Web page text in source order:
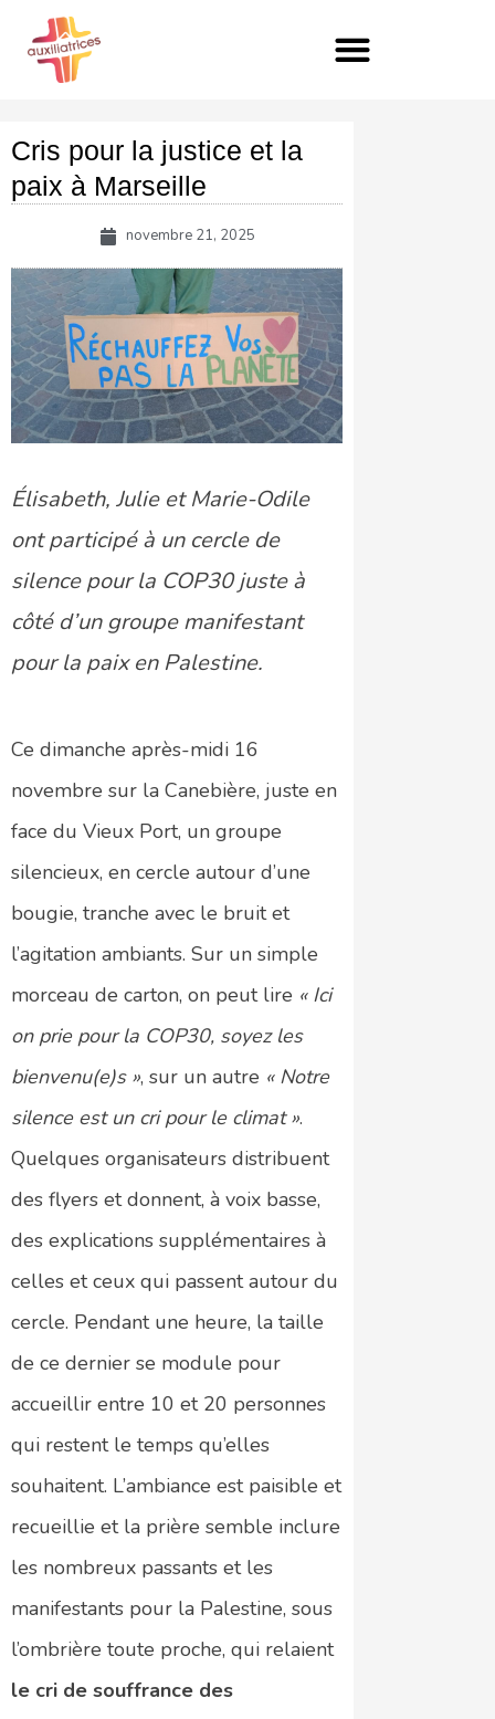
contenu
Cris pour la justice et la
paix à Marseille
novembre 21, 2025
Élisabeth, Julie et Marie-Odile
ont participé à un cercle de
silence pour la COP30 juste à
côté d’un groupe manifestant
pour la paix en Palestine.
Ce dimanche après-midi 16
novembre sur la Canebière, juste en
face du Vieux Port, un groupe
silencieux, en cercle autour d’une
bougie, tranche avec le bruit et
l’agitation ambiants. Sur un simple
morceau de carton, on peut lire « Ici
on prie pour la COP30, soyez les
bienvenu(e)s », sur un autre « Notre
silence est un cri pour le climat ».
Quelques organisateurs distribuent
des flyers et donnent, à voix basse,
des explications supplémentaires à
celles et ceux qui passent autour du
cercle. Pendant une heure, la taille
de ce dernier se module pour
accueillir entre 10 et 20 personnes
qui restent le temps qu’elles
souhaitent. L’ambiance est paisible et
recueillie et la prière semble inclure
les nombreux passants et les
manifestants pour la Palestine, sous
l’ombrière toute proche, qui relaient
le cri de souffrance des